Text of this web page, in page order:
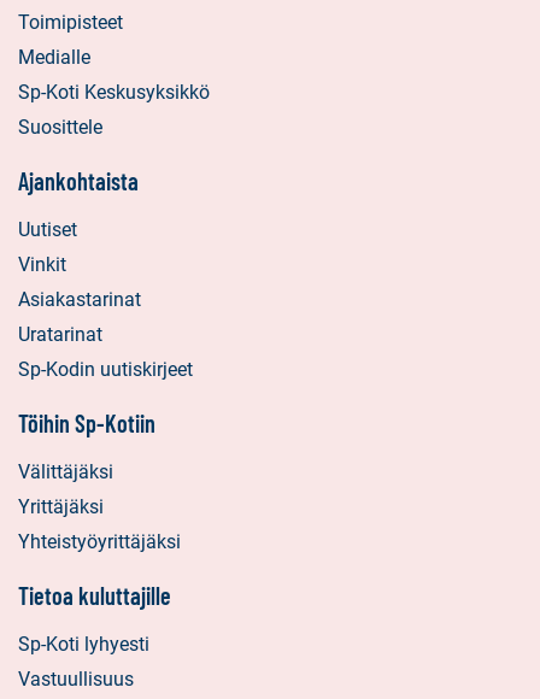
Toimipisteet
Medialle
Sp-Koti Keskusyksikkö
Suosittele
Ajankohtaista
Uutiset
Vinkit
Asiakastarinat
Uratarinat
Sp-Kodin uutiskirjeet
Töihin Sp-Kotiin
Välittäjäksi
Yrittäjäksi
Yhteistyöyrittäjäksi
Tietoa kuluttajille
Sp-Koti lyhyesti
Vastuullisuus